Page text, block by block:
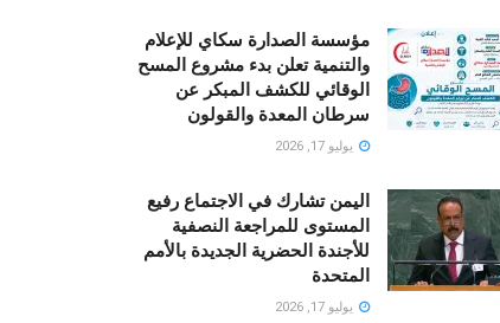
مؤسسة الصدارة سكاي للإعلام
والتنمية تعلن بدء مشروع المسح
الوقائي للكشف المبكر عن
سرطان المعدة والقولون
يوليو 17, 2026
اليمن تشارك في الاجتماع رفيع
المستوى للمراجعة النصفية
للأجندة الحضرية الجديدة بالأمم
المتحدة
يوليو 17, 2026